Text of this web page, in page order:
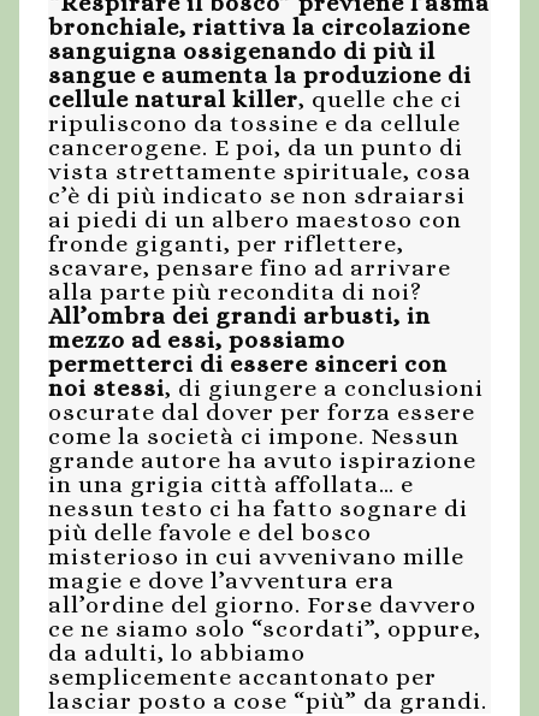
bronchiale, riattiva la circolazione
sanguigna ossigenando di più il
sangue e aumenta la produzione di
cellule natural killer, quelle che ci
ripuliscono da tossine e da cellule
cancerogene. E poi, da un punto di
vista strettamente spirituale, cosa
c’è di più indicato se non sdraiarsi
ai piedi di un albero maestoso con
fronde giganti, per riflettere,
scavare, pensare fino ad arrivare
alla parte più recondita di noi?
All’ombra dei grandi arbusti, in
mezzo ad essi, possiamo
permetterci di essere sinceri con
noi stessi, di giungere a conclusioni
oscurate dal dover per forza essere
come la società ci impone. Nessun
grande autore ha avuto ispirazione
in una grigia città affollata… e
nessun testo ci ha fatto sognare di
più delle favole e del bosco
misterioso in cui avvenivano mille
magie e dove l’avventura era
all’ordine del giorno. Forse davvero
ce ne siamo solo “scordati”, oppure,
da adulti, lo abbiamo
semplicemente accantonato per
lasciar posto a cose “più” da grandi.